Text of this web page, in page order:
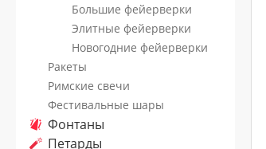
Большие фейерверки
Элитные фейерверки
Новогодние фейерверки
Ракеты
Римские свечи
Фестивальные шары
Фонтаны
Петарды